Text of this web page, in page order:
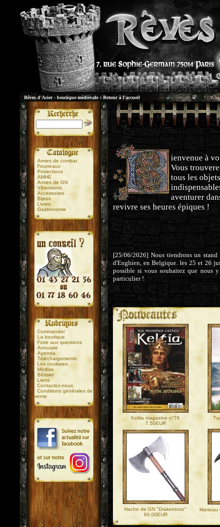
Rêves d'Acier - boutique médiévale : Retour à l'accueil
.
Armes de combat
Fourreaux
Protections
AMHE
Armes de GN
Vêtements
Accessoires
Bijoux
Livres
Gastronomie
Commander
La boutique
Foire aux questions
Annuaire
Agenda
Téléchargements
Les coulisses
Médias
Bêtisier
Liens
Contactez-nous
Conditions générales de
vente
.
ienvenue à
Vous
tous les
aventurer
revivre ses heures épiques !
[25/06/2026] Nous tiendrons un stand
d'Enghien, en Belgique. les 25 et 26
possible si vous souhaitez que nous
particulier !
Keltia magazine n°76
7.50EUR
Hache de GN "Drakentrutz"
60.00EUR
Marteau